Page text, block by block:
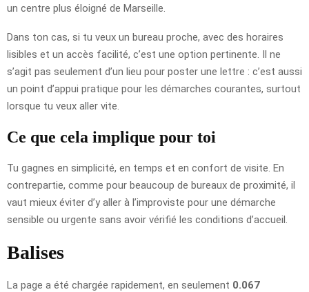
un centre plus éloigné de Marseille.
Dans ton cas, si tu veux un bureau proche, avec des horaires
lisibles et un accès facilité, c’est une option pertinente. Il ne
s’agit pas seulement d’un lieu pour poster une lettre : c’est aussi
un point d’appui pratique pour les démarches courantes, surtout
lorsque tu veux aller vite.
Ce que cela implique pour toi
Tu gagnes en simplicité, en temps et en confort de visite. En
contrepartie, comme pour beaucoup de bureaux de proximité, il
vaut mieux éviter d’y aller à l’improviste pour une démarche
sensible ou urgente sans avoir vérifié les conditions d’accueil.
Balises
La page a été chargée rapidement, en seulement 0.067